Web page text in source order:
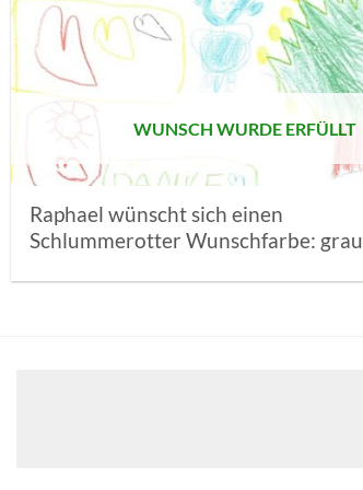
WUNSCH WURDE ERFÜLLT
Raphael wünscht sich einen
Schlummerotter Wunschfarbe: grau